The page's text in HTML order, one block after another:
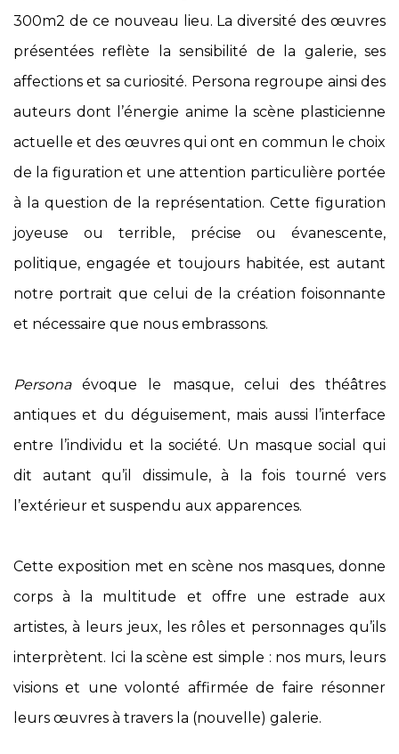
300m2 de ce nouveau lieu. La diversité des œuvres
présentées reflète la sensibilité de la galerie, ses
affections et sa curiosité. Persona regroupe ainsi des
auteurs dont l’énergie anime la scène plasticienne
actuelle et des œuvres qui ont en commun le choix
de la figuration et une attention particulière portée
à la question de la représentation. Cette figuration
joyeuse ou terrible, précise ou évanescente,
politique, engagée et toujours habitée, est autant
notre portrait que celui de la création foisonnante
et nécessaire que nous embrassons.
Personaévoque le masque, celui des théâtres
antiques et du déguisement, mais aussi l’interface
entre l’individu et la société. Un masque social qui
dit autant qu’il dissimule, à la fois tourné vers
l’extérieur et suspendu aux apparences.
Cette exposition met en scène nos masques, donne
corps à la multitude et offre une estrade aux
artistes, à leurs jeux, les rôles et personnages qu’ils
interprètent. Ici la scène est simple : nos murs, leurs
visions et une volonté affirmée de faire résonner
leurs œuvres à travers la (nouvelle) galerie.